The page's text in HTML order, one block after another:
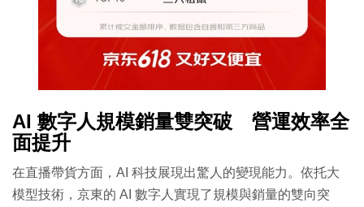
AI 數字人規模銷量雙突破 營運效率全
面提升
在直播帶貨方面，AI 科技展現出驚人的變現能力。依托大
模型技術，京東的 AI 數字人實現了規模與銷量的雙向突